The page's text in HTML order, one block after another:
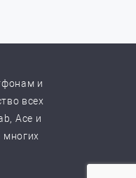
и
всех
Ace и